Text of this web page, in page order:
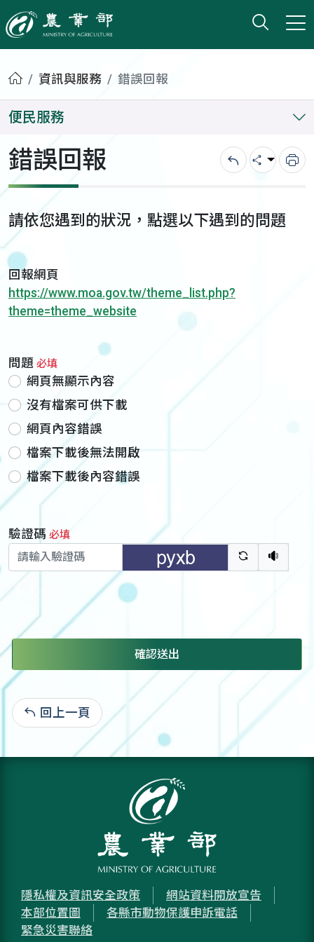
農業部
打開
小版
首頁資訊與服務 錯誤回報
便民服務
錯誤回報 回上一頁
分享 列
請依您遇到的狀況，點選以下遇到的問題
回報網頁
https://www.moa.gov.tw/theme_list.php?
theme=theme_website
問題 必填
網頁無顯示內容
沒有檔案可供下載
網頁內容錯誤
檔案下載後無法開啟
檔案下載後內容錯誤
驗證碼 必填
驗證碼重新
聽語
確認送出
回上一頁
隱私權及資訊安全政策
網站資料開放宣告
本部位置圖
各縣市動物保護申訴電話
緊急災害聯絡